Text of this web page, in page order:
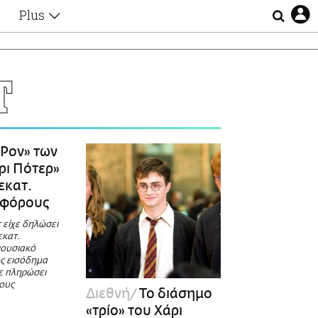
Plus
Οι Αθηναίοι
Απώλειες
Lgbtqi+
Επιλογές
των
Πότερ»
δηλώσει
εισόδημα
πληρώσει
Διεθνή Το διάσημο
«τρίο» του Χάρι